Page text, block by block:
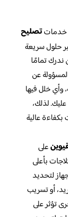
خدماتتصليح
حلول سريعة
ندرك تمامًا
عن
خلل فيها
عليك. لذلك،
عالية
على
بأعلى
لتحديد
أو تسريب
تؤثر على